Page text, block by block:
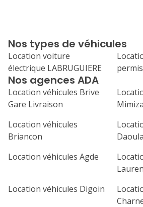
24 25 26
31
lu me
7 9
15 16
21 22 23
Nos agences ADA
Location véhicules Brive
Gare Livraison
Location véhicules
Briancon
Location véhicules Agde
Location véhicules Digoin
Nos types de véhicules
Location voiture
électrique LABRUGUIERE